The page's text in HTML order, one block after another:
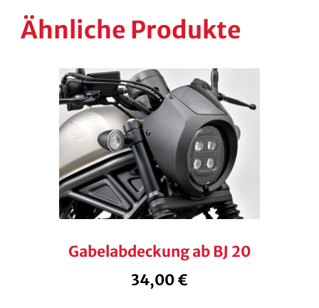
Ähnliche Produkte
Gabelabdeckung ab BJ 20
34,00€